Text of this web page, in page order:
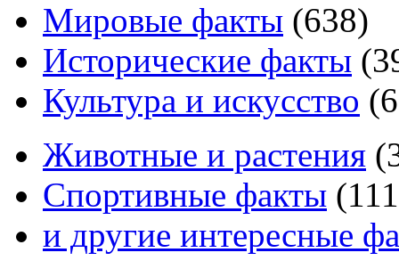
Мировые факты (638)
Исторические факты (
Культура и искусство (
Животные и растения (
Спортивные факты (111
и другие интересные